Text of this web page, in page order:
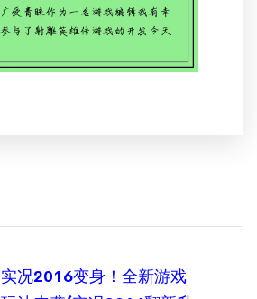
实况2016变身！全新游戏